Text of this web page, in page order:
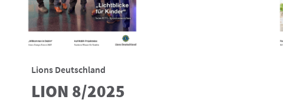
Lions Deutschland
LION 8/2025